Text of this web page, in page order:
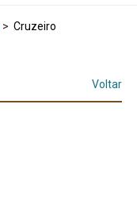
> Cruzeiro
Voltar